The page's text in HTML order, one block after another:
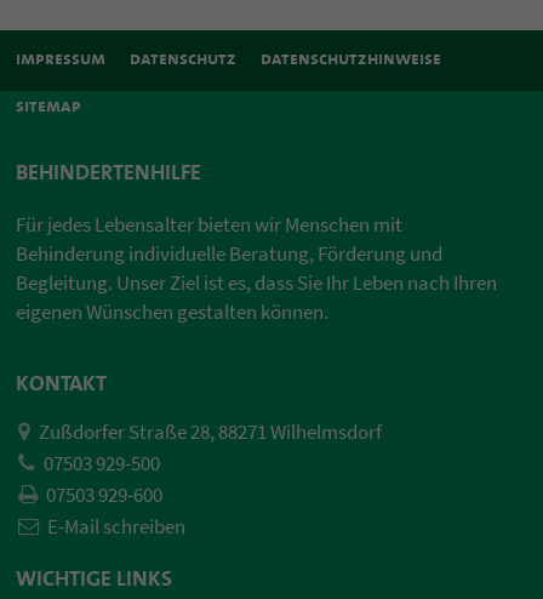
impressum datenschutz
datenschutzhinweise
sitemap
BEHINDERTENHILFE
Für jedes Lebensalter bieten wir Menschen mit
Behinderung individuelle Beratung, Förderung und
Begleitung. Unser Ziel ist es, dass Sie Ihr Leben nach Ihren
eigenen Wünschen gestalten können.
KONTAKT
Zußdorfer Straße 28, 88271 Wilhelmsdorf
07503 929-500
07503 929-600
E-Mail schreiben
WICHTIGE LINKS